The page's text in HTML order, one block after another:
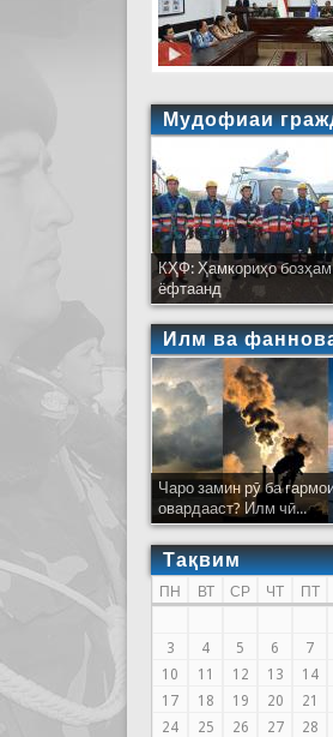
Мудофиаи
КҲФ: Ҳамкориҳо бозҳам
ёфтаанд
Илм ва
Чаро замин рӯ ба
овардааст? Илм чӣ...
Тақвим
ПН ВТ СР ЧТ ПТ
3
4 5 6 7
10
11 12 13 14
17
18 19 20 21
24
25 26 27 28